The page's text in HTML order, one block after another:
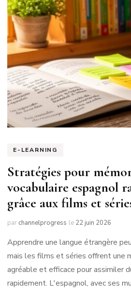
E-LEARNING
Stratégies pour
vocabulaire espagnol
grâce aux films et
par channelprogress le 22 juin 2026
Apprendre une langue étrangère
mais les films et séries offrent une
agréable et efficace pour assimiler
rapidement. L'espagnol, avec ses